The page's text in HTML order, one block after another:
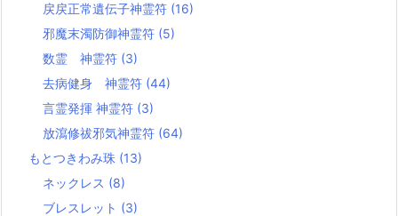
戻戻正常遺伝子神霊符 (16)
邪魔末濁防御神霊符 (5)
数霊 神霊符 (3)
去病健身 神霊符 (44)
言霊発揮 神霊符 (3)
放瀉修祓邪気神霊符 (64)
もとつきわみ珠 (13)
ネックレス (8)
ブレスレット (3)